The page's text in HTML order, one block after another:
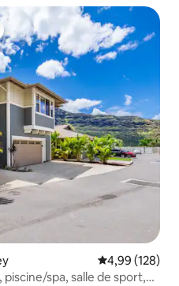
appréciés
Évaluation
4,99 (128)
spa, salle de sport,